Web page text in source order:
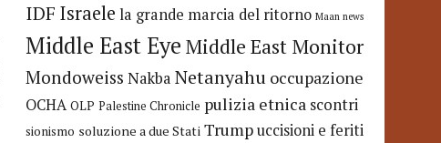
IDF Israele la grande marcia del ritorno Maan news
Middle East Eye Middle East Monitor
Mondoweiss Nakba Netanyahu occupazione
OCHA OLP Palestine Chronicle pulizia etnica scontri
sionismo soluzione a due Stati Trumpuccisioni e feriti